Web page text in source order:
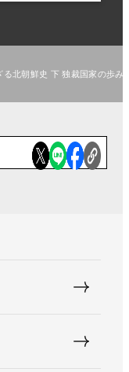
北朝鮮史 下 独裁国家の歩み